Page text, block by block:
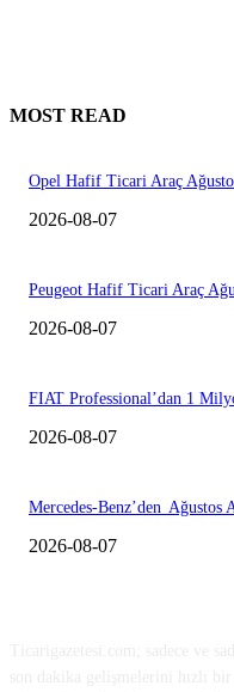
MOST READ
Opel Hafif Ticari Araç
2026-08-07
Peugeot Hafif Ticari Araç
2026-08-07
FIAT Professional’dan 1
2026-08-07
Mercedes-Benz’den Ağustos
2026-08-07